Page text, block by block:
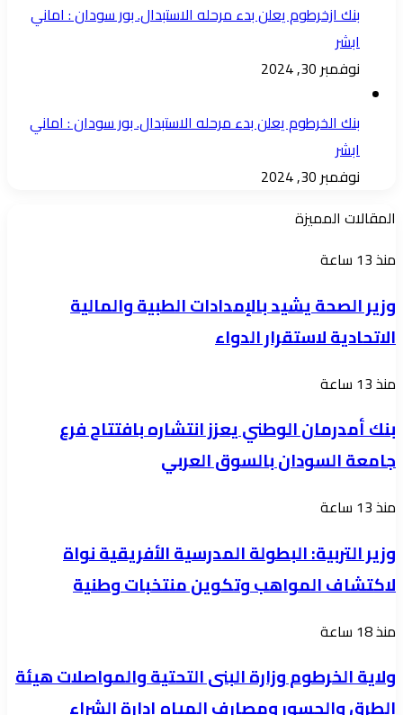
بنك ازخرطوم يعلن بدء مرحله الاستبدال. بور سودان : اماني
ابشر
نوفمبر 30, 2024
بنك الخرطوم يعلن بدء مرحله الاستبدال. بور سودان : اماني
ابشر
نوفمبر 30, 2024
المقالات المميزة
وزير
يشيد
بالإمدادات
والمالية
الاتحادية
لاستقرار
الدواء
منذ 13 ساعة
وزير الصحة يشيد بالإمدادات الطبية والمالية
الاتحادية لاستقرار الدواء
بنك
الوطني
يعزز
بافتتاح
فرع
جامعة
السودان
بالسوق
منذ 13 ساعة
بنك أمدرمان الوطني يعزز انتشاره بافتتاح فرع
جامعة السودان بالسوق العربي
وزير
البطولة
المدرسية
نواة
لاكتشاف
المواهب
منذ 13 ساعة
وزير التربية: البطولة المدرسية الأفريقية نواة
لاكتشاف المواهب وتكوين منتخبات وطنية
ولاية
وزارة
منذ 18 ساعة
ولاية الخرطوم وزارة البنى التحتية والمواصلات هيئة
الطرق والجسور ومصارف المياه إدارة الشراء